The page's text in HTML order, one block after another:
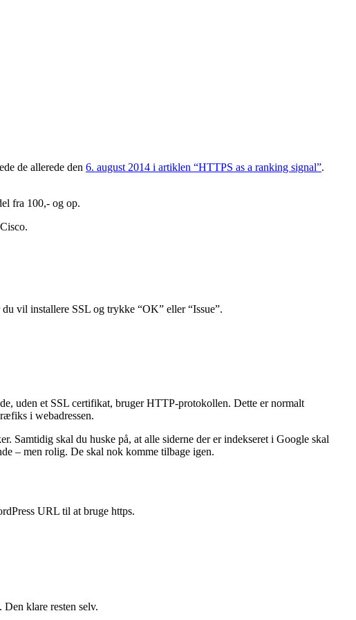
de allerede den 6. august 2014 i artiklen “HTTPS as a ranking signal”.
fra 100,- og op.
vil installere SSL og trykke “OK” eller “Issue”.
uden et SSL certifikat, bruger HTTP-protokollen. Dette er normalt
i webadressen.
Samtidig skal du huske på, at alle siderne der er indekseret i Google skal
– men rolig. De skal nok komme tilbage igen.
URL til at bruge https.
klare resten selv.